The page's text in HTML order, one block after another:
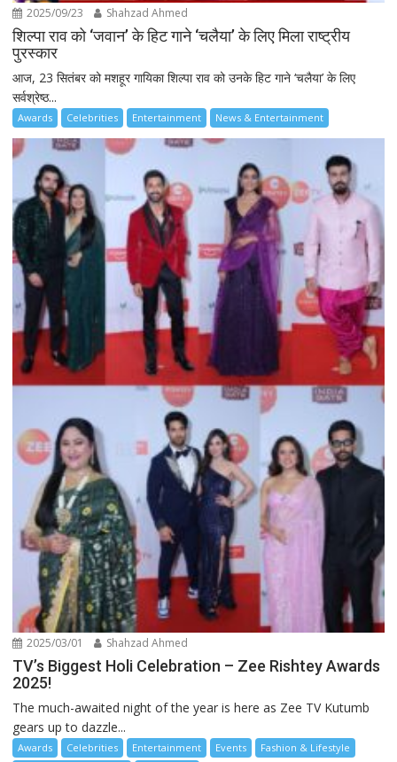
2025/09/23 Shahzad Ahmed
शिल्पा राव को ‘जवान’ के हिट गाने ‘चलैया’ के लिए मिला राष्ट्रीय
पुरस्कार
आज, 23 सितंबर को मशहूर गायिका शिल्पा राव को उनके हिट गाने ‘चलैया’ के लिए
सर्वश्रेष्ठ...
Awards Celebrities Entertainment News & Entertainment
2025/03/01 Shahzad Ahmed
TV’s Biggest Holi Celebration – Zee Rishtey Awards
2025!
The much-awaited night of the year is here as Zee TV Kutumb
gears up to dazzle...
Awards Celebrities Entertainment Events
Fashion & Lifestyle